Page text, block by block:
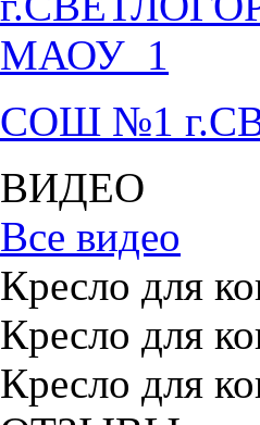
СОШ №1
ВИДЕО
Все видео
Кресло для
Кресло для
Кресло для